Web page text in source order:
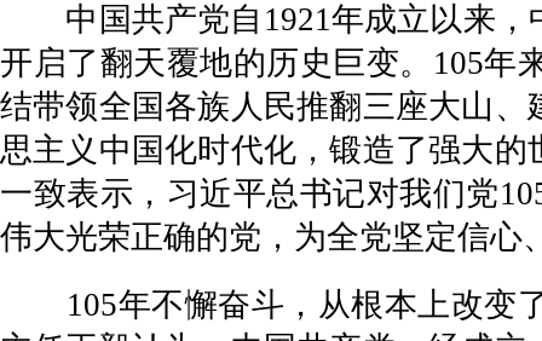
中国共产党自1921年成立以来，
开启了翻天覆地的历史巨变。105年
结带领全国各族人民推翻三座大山
思主义中国化时代化，锻造了强大
一致表示，习近平总书记对我们党
伟大光荣正确的党，为全党坚定信心
105年不懈奋斗，从根本上改变了